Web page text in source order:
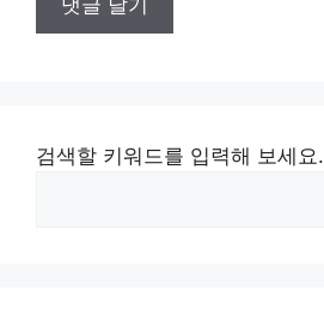
검색할 키워드를 입력해 보세요.